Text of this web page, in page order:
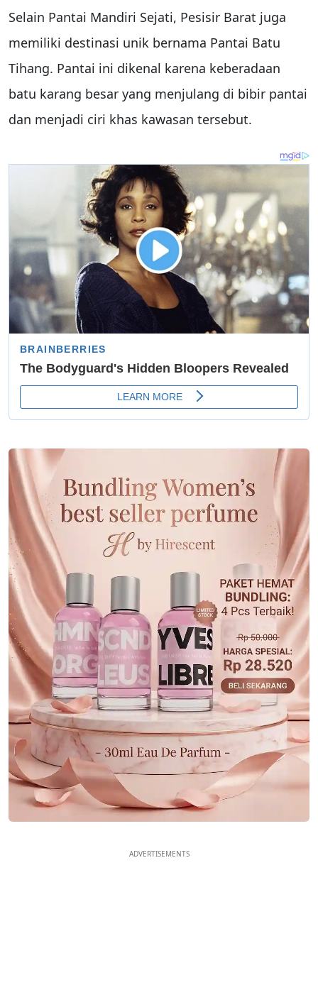
Selain Pantai Mandiri Sejati, Pesisir Barat juga
memiliki destinasi unik bernama Pantai Batu
Tihang. Pantai ini dikenal karena keberadaan
batu karang besar yang menjulang di bibir pantai
dan menjadi ciri khas kawasan tersebut.
ADVERTISEMENTS